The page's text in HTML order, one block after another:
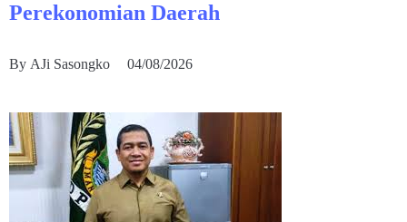
Perekonomian Daerah
By AJi Sasongko 04/08/2026